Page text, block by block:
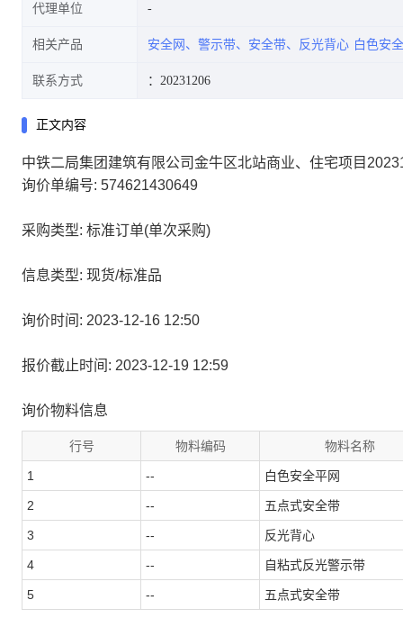
代理单位
相关产品 安全网、警示带、安全带、反光背心 白色安
联系方式 ：20231206
正文内容
中铁二局集团建筑有限公司金牛区北站商业、住宅项目
询价单编号: 574621430649
采购类型: 标准订单(单次采购)
信息类型: 现货/标准品
询价时间: 2023-12-16 12:50
报价截止时间: 2023-12-19 12:59
询价物料信息
行号 物料编码 物料名称
1 -- 白色安全平网
2 -- 五点式安全带
3 -- 反光背心
4 -- 自粘式反光警示带
5 -- 五点式安全带